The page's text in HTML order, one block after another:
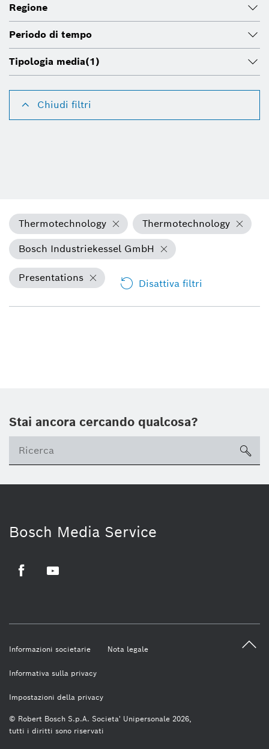
Regione
Periodo di tempo
Tipologia media(1)
Chiudi filtri
Thermotechnology
Thermotechnology
Bosch Industriekessel GmbH
Presentations Disattiva filtri
Stai ancora cercando qualcosa?
Bosch Media Service
© Robert Bosch S.p.A. Societa' Unipersonale 2026,
tutti i diritti sono riservati
Informazioni societarie Nota legale
Informativa sulla privacy
Impostazioni della privacy